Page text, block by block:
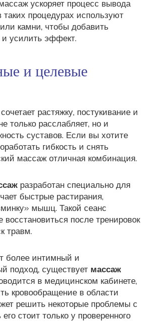
ускоряет процесс вывода
таких процедурах используют
камни, чтобы добавить
усилить эффект.
и целевые
сочетает растяжку, постукивание и
только расслабляет, но и
суставов. Если вы хотите
гибкость и снять
массаж отличная комбинация.
разработан специально для
быстрые растирания,
мышц. Такой сеанс
восстановиться после тренировок
травм.
более интимный и
подход, существует массаж
в медицинском кабинете,
кровообращение в области
решить некоторые проблемы с
стоит только у проверенного